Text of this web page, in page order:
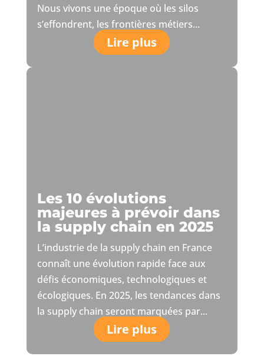
Nous vivons une époque où les silos
s’effondrent, les frontières métiers...
Lire plus
Les 10 évolutions
majeures à prévoir dans
la supply chain en 2025
L’industrie de la supply chain en France
connaît une évolution rapide face aux
défis économiques, technologiques et
écologiques. En 2025, les tendances dans
la supply chain seront marquées par...
Lire plus